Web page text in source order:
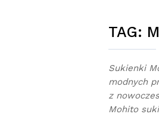
TAG:
Sukienki
modnych
z
Mohito